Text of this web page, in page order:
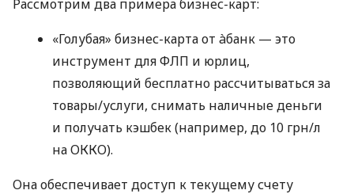
Рассмотрим два примера бизнес-карт:
«Голубая» бизнес-карта от àбанк — это
инструмент для ФЛП и юрлиц,
позволяющий бесплатно рассчитываться за
товары/услуги, снимать наличные деньги
и получать кэшбек (например, до 10 грн/л
на ОККО).
Она обеспечивает доступ к текущему счету